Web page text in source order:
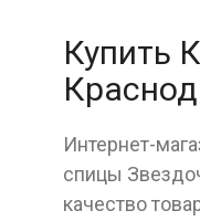
Купить
Интернет-
спицы
качество